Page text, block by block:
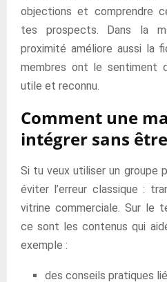
objections et comprendre
tes prospects. Dans la
proximité améliore aussi la
membres ont le sentiment
utile et reconnu.
Comment une
intégrer sans
Si tu veux utiliser un groupe
éviter l’erreur classique :
vitrine commerciale. Sur le
ce sont les contenus qui
exemple :
des conseils pratiques